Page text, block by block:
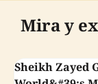
Mira y
Sheikh Zayed